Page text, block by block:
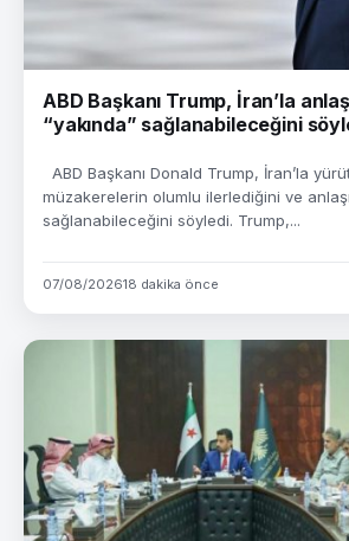
ABD Başkanı Trump, İran’la
“yakında” sağlanabileceğini
ABD Başkanı Donald Trump, İran’la
müzakerelerin olumlu ilerlediğini ve
sağlanabileceğini söyledi. Trump,...
07/08/202618 dakika önce